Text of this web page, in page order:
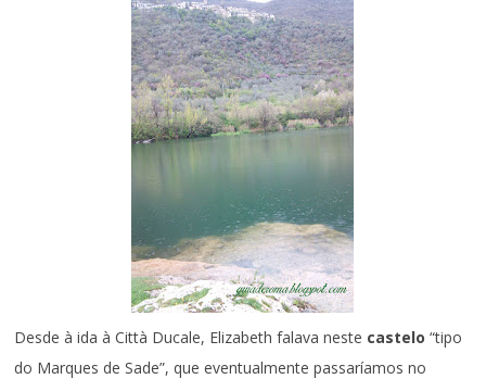
Desde à ida à Città Ducale, Elizabeth falava neste castelo“tipo
do Marques de Sade”, que eventualmente passaríamos no